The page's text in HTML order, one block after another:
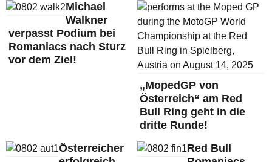
Michael
Walkner
verpasst Podium bei
Romaniacs nach Sturz
vor dem Ziel!
„MopedGP von
Österreich“ am Red
Bull Ring geht in die
dritte Runde!
Österreicher
Red Bull